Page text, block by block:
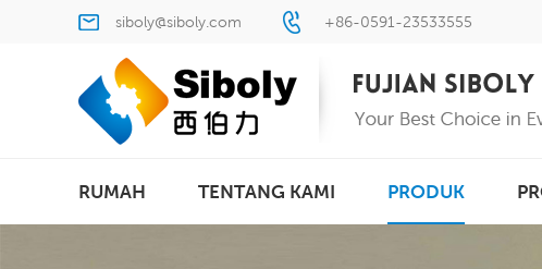
siboly@siboly.com +86-0591-23533555
RUMAH TENTANG KAMI PRODUK